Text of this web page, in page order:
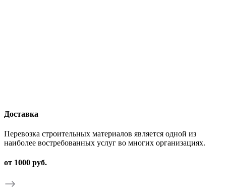
Доставка
Перевозка строительных материалов является одной из
наиболее востребованных услуг во многих организациях.
от 1000 руб.